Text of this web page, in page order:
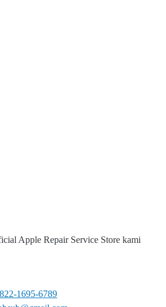
Apple Repair Service Store kami
1695-6789